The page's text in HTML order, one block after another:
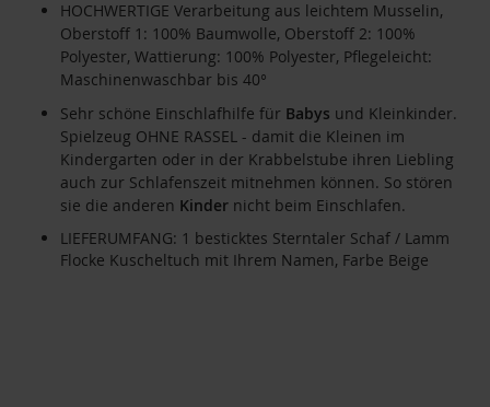
HOCHWERTIGE Verarbeitung aus leichtem Musselin,
Oberstoff 1: 100% Baumwolle, Oberstoff 2: 100%
Polyester, Wattierung: 100% Polyester, Pflegeleicht:
Maschinenwaschbar bis 40°
Sehr schöne Einschlafhilfe für Babys und Kleinkinder.
Spielzeug OHNE RASSEL - damit die Kleinen im
Kindergarten oder in der Krabbelstube ihren Liebling
auch zur Schlafenszeit mitnehmen können. So stören
sie die anderen Kinder nicht beim Einschlafen.
LIEFERUMFANG: 1 besticktes Sterntaler Schaf / Lamm
Flocke Kuscheltuch mit Ihrem Namen, Farbe Beige